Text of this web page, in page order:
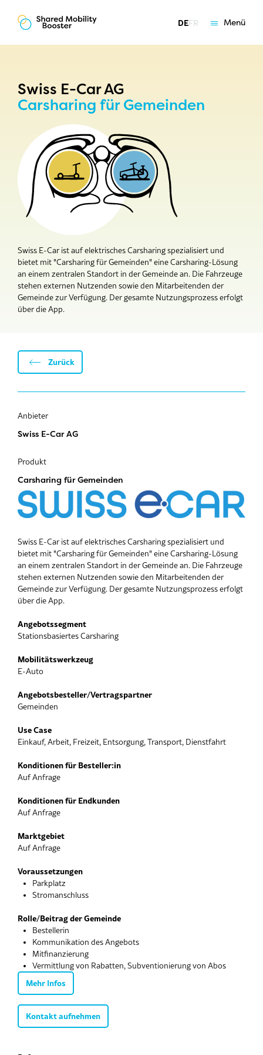
DEFR Menü
Coaching
Über uns
Swiss E-Car AG
Carsharing für Gemeinden
Swiss E-Car ist auf elektrisches Carsharing spezialisiert und
bietet mit "Carsharing für Gemeinden" eine Carsharing-Lösung
an einem zentralen Standort in der Gemeinde an. Die Fahrzeuge
stehen externen Nutzenden sowie den Mitarbeitenden der
Gemeinde zur Verfügung. Der gesamte Nutzungsprozess erfolgt
über die App.
Zurück
Anbieter
Swiss E-Car AG
Produkt
Carsharing für Gemeinden
Swiss E-Car ist auf elektrisches Carsharing spezialisiert und
bietet mit "Carsharing für Gemeinden" eine Carsharing-Lösung
an einem zentralen Standort in der Gemeinde an. Die Fahrzeuge
stehen externen Nutzenden sowie den Mitarbeitenden der
Gemeinde zur Verfügung. Der gesamte Nutzungsprozess erfolgt
über die App.
Angebotssegment
Stationsbasiertes Carsharing
Mobilitätswerkzeug
E-Auto
Angebotsbesteller/Vertragspartner
Gemeinden
Use Case
Einkauf, Arbeit, Freizeit, Entsorgung, Transport, Dienstfahrt
Konditionen für Besteller:in
Auf Anfrage
Konditionen für Endkunden
Auf Anfrage
Marktgebiet
Auf Anfrage
Voraussetzungen
Parkplatz
Stromanschluss
Rolle/Beitrag der Gemeinde
Bestellerin
Kommunikation des Angebots
Mitfinanzierung
Vermittlung von Rabatten, Subventionierung von Abos
Mehr Infos
Kontakt aufnehmen